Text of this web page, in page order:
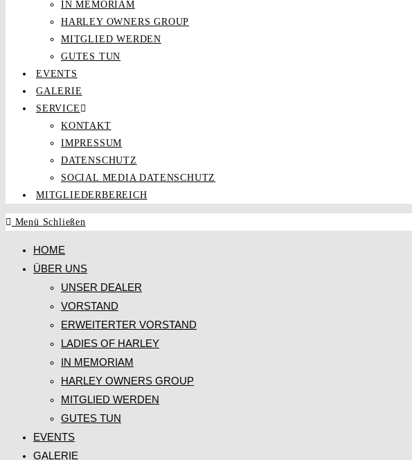
IN MEMORIAM
HARLEY OWNERS GROUP
MITGLIED WERDEN
GUTES TUN
EVENTS
GALERIE
SERVICE
KONTAKT
IMPRESSUM
DATENSCHUTZ
SOCIAL MEDIA DATENSCHUTZ
MITGLIEDERBEREICH
Menü Schließen
HOME
ÜBER UNS
UNSER DEALER
VORSTAND
ERWEITERTER VORSTAND
LADIES OF HARLEY
IN MEMORIAM
HARLEY OWNERS GROUP
MITGLIED WERDEN
GUTES TUN
EVENTS
GALERIE